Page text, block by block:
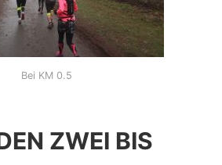
Bei KM 0.5
ZWEI BIS